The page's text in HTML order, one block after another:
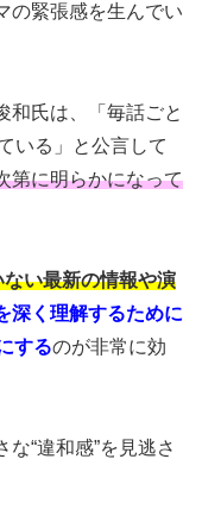
の緊張感を生んでい
和氏は、「毎話ごと
いる」と公言して
第に明らかになって
い最新の情報や演
深く理解するために
するのが非常に効
“違和感”を見逃さ